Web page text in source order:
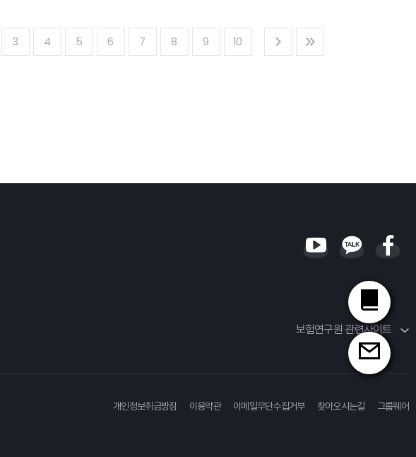
3 4 5 6 7 8 9 10
보험연구원 관련사이트
개인정보취급방침 이용약관 이메일무단수집거부 찾아오시는길 그룹웨어